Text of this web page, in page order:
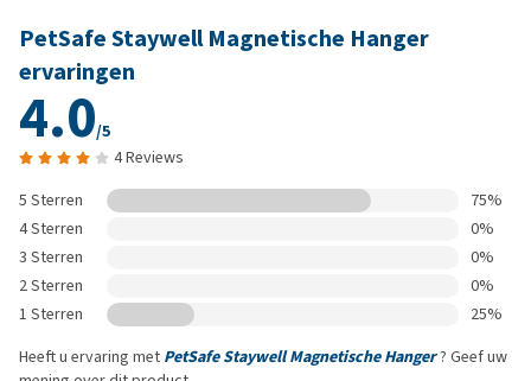
PetSafe Staywell Magnetische Hanger
ervaringen
4.0/5
4 Reviews
5 Sterren
75%
4 Sterren
0%
3 Sterren
0%
2 Sterren
0%
1 Sterren
25%
Heeft u ervaring met PetSafe Staywell Magnetische Hanger? Geef uw